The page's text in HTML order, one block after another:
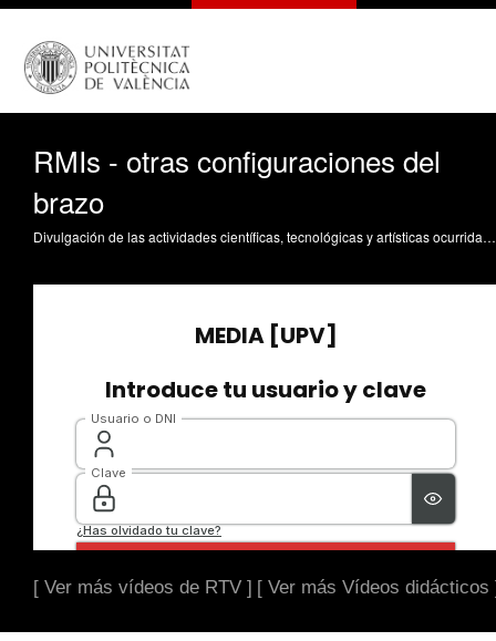
RMIs - otras configuraciones del
brazo
Divulgación de las actividades científicas, tecnológicas y artísticas ocurridas en los tres campus de la UPV
[ Ver más vídeos de RTV ] [ Ver más Vídeos didácticos